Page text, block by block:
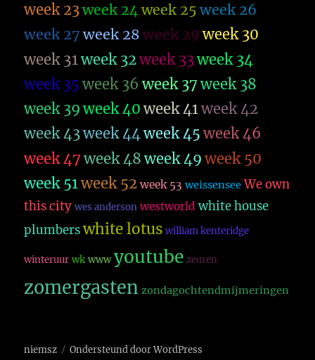
week 23week 24week 25 week 26
week 27 week 28 week 29 week 30
week 31week 32week 33week 34
week 35 week 36 week 37 week 38
week 39 week 40 week 41week 42
week 43week 44week 45 week 46
week 47 week 48 week 49 week 50
week 51week 52 week 53 weissensee We own
this city wes anderson westworld white house
plumbers white lotus william kenteridge
winteruur wk www youtube zeuren
zomergasten zondagochtendmijmeringen
niemsz Ondersteund door WordPress